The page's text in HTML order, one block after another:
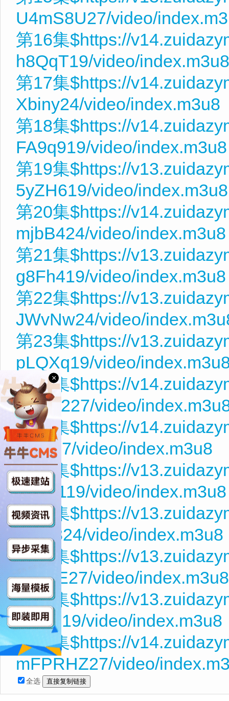
U4mS8U27/video/
第16集$https://
h8QqT19/video/index.m3u8
第17集$https://
Xbiny24/video/index.m3u8
第18集$https://
FA9q919/video/index.m3u8
第19集$https://
5yZH619/video/index.m3u8
第20集$https://
mjbB424/video/index.m3u8
第21集$https://
g8Fh419/video/index.m3u8
第22集$https://
JWvNw24/video/
第23集$https://
pLQXq19/video/
第24集$https://
U7R9227/video/
第25集$https://
fvfz827/video/index.m3u8
第26集$https://
GJde119/video/index.m3u8
第27集$https://
BRiy824/video/index.m3u8
第28集$https://
vTP8E27/video/index.m3u8
第29集$https://
NVcC19/video/index.m3u8
第30集$https://
mFPRHZ27/video/
全选
×